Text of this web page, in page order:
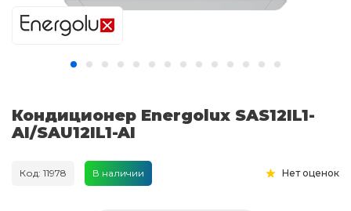
Кондиционер Energolux SAS12IL1-
AI/SAU12IL1-AI
Код: 11978 В наличии Нет оценок